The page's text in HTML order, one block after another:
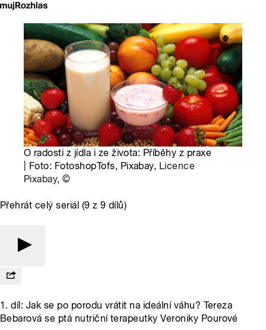
O radosti z jídla i ze života: Příběhy z praxe
| Foto: FotoshopTofs, Pixabay, Licence
Pixabay,©
Přehrát celý seriál (9 z 9 dílů)
1. díl: Jak se po porodu vrátit na ideální váhu? Tereza
Bebarová se ptá nutriční terapeutky Veroniky Pourové